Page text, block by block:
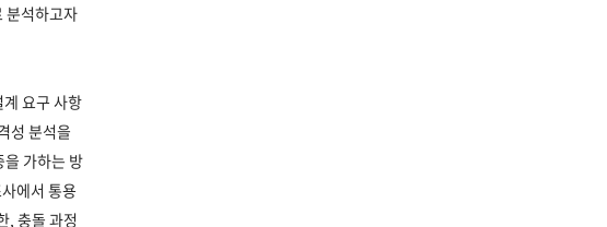
분석하고자
요구 사항
성 분석을
가하는 방
에서 통용
, 충돌 과정